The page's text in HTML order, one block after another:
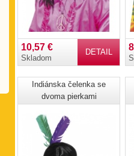
DETAIL
10,57 €
Skladom
Indiánska čelenka se
dvoma pierkami